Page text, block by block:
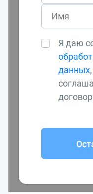
Я даю
данных